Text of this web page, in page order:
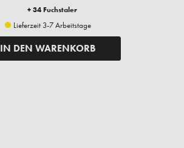
+ 34 Fuchstaler
Lieferzeit 3-7 Arbeitstage
IN DEN WARENKORB